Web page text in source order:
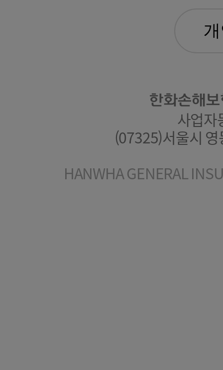
한화손해
사업
(07325)서울시
HANWHA GENERAL